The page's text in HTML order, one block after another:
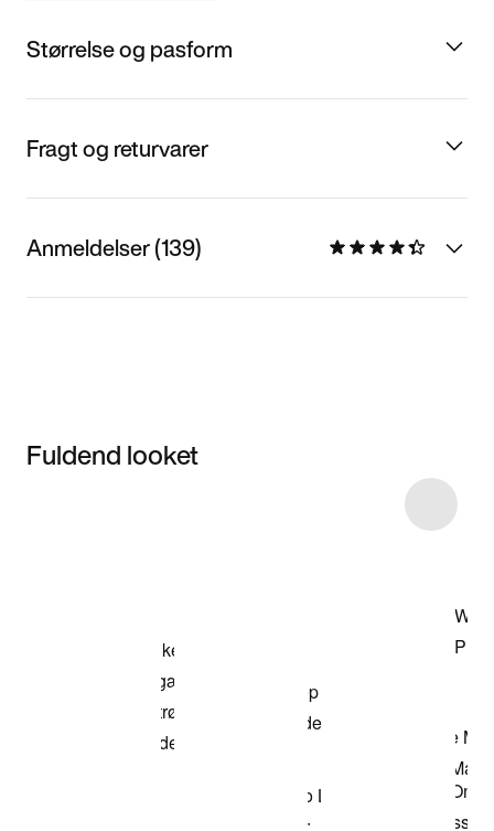
Størrelse og pasform
Fragt og returvarer
Anmeldelser (139)
Fuldend looket